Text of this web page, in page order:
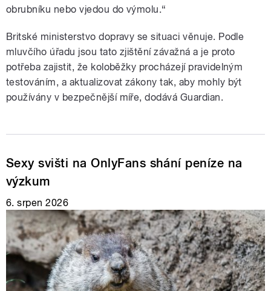
obrubníku nebo vjedou do výmolu.“
Britské ministerstvo dopravy se situaci věnuje. Podle
mluvčího úřadu jsou tato zjištění závažná a je proto
potřeba zajistit, že koloběžky procházejí pravidelným
testováním, a aktualizovat zákony tak, aby mohly být
používány v bezpečnější míře, dodává Guardian.
Sexy svišti na OnlyFans shání peníze na
výzkum
6. srpen 2026